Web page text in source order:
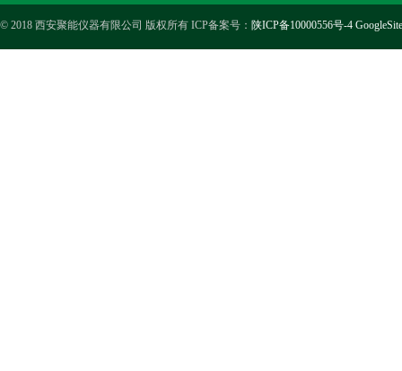
© 2018 西安聚能仪器有限公司 版权所有 ICP备案号： 陕ICP备10000556号-4